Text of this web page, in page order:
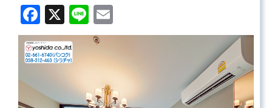
Facebook
X Line